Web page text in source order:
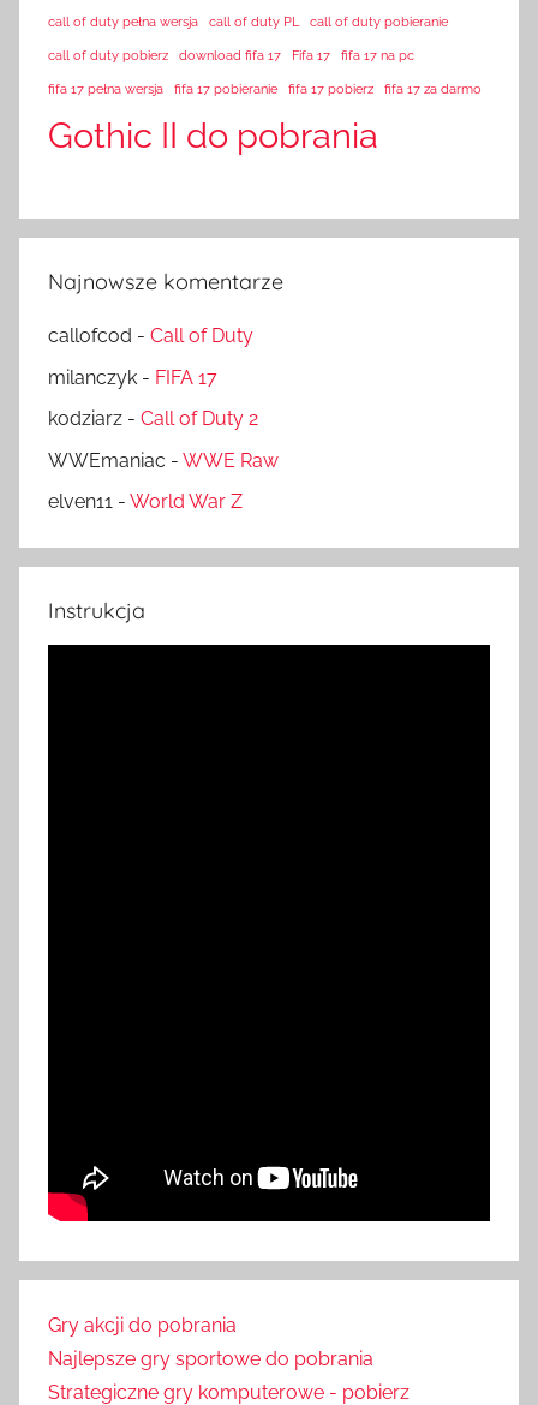
call of duty pełna wersja call of duty PL call of duty pobieranie
call of duty pobierz download fifa 17 Fifa 17 fifa 17 na pc
fifa 17 pełna wersja fifa 17 pobieranie fifa 17 pobierz fifa 17 za darmo
Gothic II do pobrania
Najnowsze komentarze
callofcod - Call of Duty
milanczyk - FIFA 17
kodziarz - Call of Duty 2
WWEmaniac - WWE Raw
elven11 - World War Z
Instrukcja
Gry akcji do pobrania
Najlepsze gry sportowe do pobrania
Strategiczne gry komputerowe - pobierz